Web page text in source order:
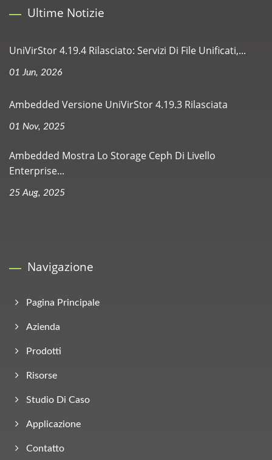
Ultime Notizie
UniVirStor 4.19.4 Rilasciato: Servizi Di File Unificati,...
01 Jun, 2026
Ambedded Versione UniVirStor 4.19.3 Rilasciata
01 Nov, 2025
Ambedded Mostra Lo Storage Ceph Di Livello
Enterprise...
25 Aug, 2025
Navigazione
Pagina Principale
Azienda
Prodotti
Risorse
Studio Di Caso
Applicazione
Contatto